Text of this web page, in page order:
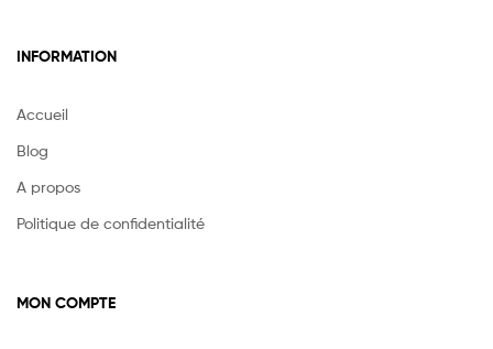
INFORMATION
Accueil
Blog
A propos
Politique de confidentialité
MON COMPTE